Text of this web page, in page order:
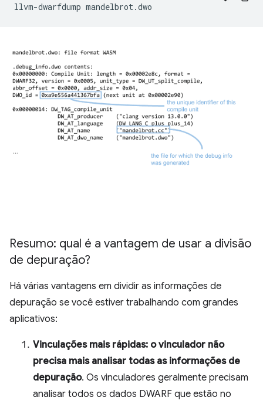
llvm-dwarfdump
Resumo: qual é a vantagem de usar a divisão
de depuração?
Há várias vantagens em dividir as informações de
depuração se você estiver trabalhando com grandes
aplicativos:
Vinculações mais rápidas: o vinculador não
precisa mais analisar todas as informações de
depuração. Os vinculadores geralmente precisam
analisar todos os dados DWARF que estão no